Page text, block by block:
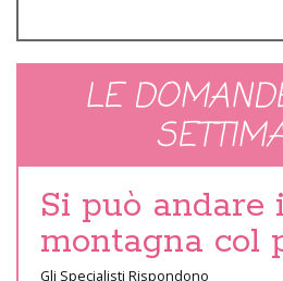
LE
Si può andare
montagna col
Gli Specialisti Rispondono